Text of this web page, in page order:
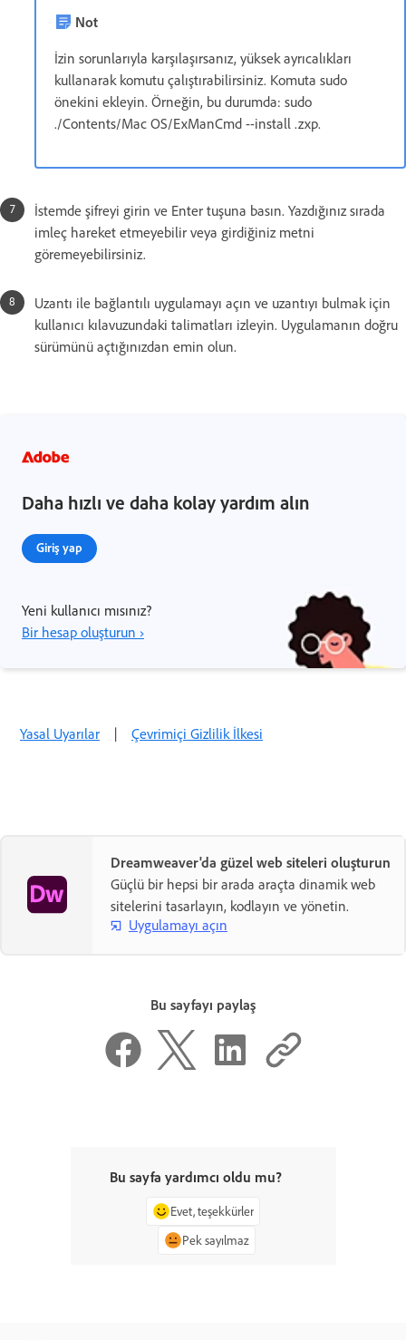
Not
İzin sorunlarıyla karşılaşırsanız, yüksek ayrıcalıkları
kullanarak komutu çalıştırabilirsiniz. Komuta sudo
önekini ekleyin. Örneğin, bu durumda: sudo
./Contents/Mac OS/ExManCmd --install .zxp.
İstemde şifreyi girin ve Enter tuşuna basın. Yazdığınız sırada
imleç hareket etmeyebilir veya girdiğiniz metni
göremeyebilirsiniz.
Uzantı ile bağlantılı uygulamayı açın ve uzantıyı bulmak için
kullanıcı kılavuzundaki talimatları izleyin. Uygulamanın doğru
sürümünü açtığınızdan emin olun.
Daha hızlı ve daha kolay yardım alın
Giriş yap
Yeni kullanıcı mısınız?
Bir hesap oluşturun ›
Yasal Uyarılar | Çevrimiçi Gizlilik İlkesi
Dreamweaver'da güzel web siteleri oluşturun
Güçlü bir hepsi bir arada araçta dinamik web
sitelerini tasarlayın, kodlayın ve yönetin.
Uygulamayı açın
Bu sayfayı paylaş
Bu sayfa yardımcı oldu mu?
Evet, teşekkürler
Pek sayılmaz